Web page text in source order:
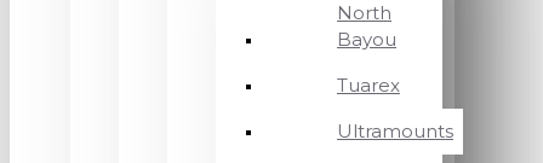
North
Bayou
Tuarex
Ultramounts